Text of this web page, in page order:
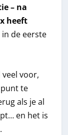
– na
heeft
in de eerste
voor,
te
als je al
en het is